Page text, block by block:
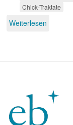
Chick-Traktate
Weiterlesen
Eiferer